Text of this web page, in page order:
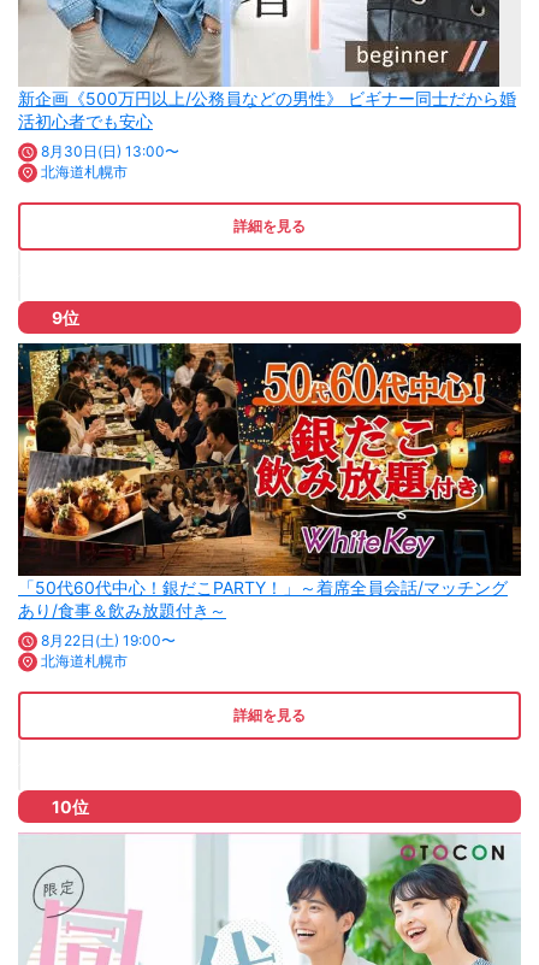
新企画《500万円以上/公務員などの男性》 ビギナー同士だから婚
活初心者でも安心
8月30日(日) 13:00〜
北海道札幌市
詳細を見る
9位
「50代60代中心！銀だこPARTY！」～着席全員会話/マッチング
あり/食事＆飲み放題付き～
8月22日(土) 19:00〜
北海道札幌市
詳細を見る
10位